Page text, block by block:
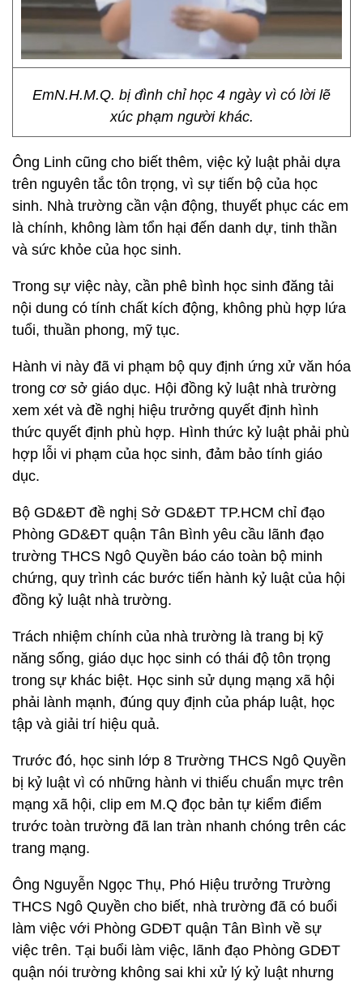
EmN.H.M.Q. bị đình chỉ học 4 ngày vì có lời lẽ
xúc phạm người khác.
Ông Linh cũng cho biết thêm, việc kỷ luật phải dựa
trên nguyên tắc tôn trọng, vì sự tiến bộ của học
sinh. Nhà trường cần vận động, thuyết phục các em
là chính, không làm tổn hại đến danh dự, tinh thần
và sức khỏe của học sinh.
Trong sự việc này, cần phê bình học sinh đăng tải
nội dung có tính chất kích động, không phù hợp lứa
tuổi, thuần phong, mỹ tục.
Hành vi này đã vi phạm bộ quy định ứng xử văn hóa
trong cơ sở giáo dục. Hội đồng kỷ luật nhà trường
xem xét và đề nghị hiệu trưởng quyết định hình
thức quyết định phù hợp. Hình thức kỷ luật phải phù
hợp lỗi vi phạm của học sinh, đảm bảo tính giáo
dục.
Bộ GD&ĐT đề nghị Sở GD&ĐT TP.HCM chỉ đạo
Phòng GD&ĐT quận Tân Bình yêu cầu lãnh đạo
trường THCS Ngô Quyền báo cáo toàn bộ minh
chứng, quy trình các bước tiến hành kỷ luật của hội
đồng kỷ luật nhà trường.
Trách nhiệm chính của nhà trường là trang bị kỹ
năng sống, giáo dục học sinh có thái độ tôn trọng
trong sự khác biệt. Học sinh sử dụng mạng xã hội
phải lành mạnh, đúng quy định của pháp luật, học
tập và giải trí hiệu quả.
Trước đó, học sinh lớp 8 Trường THCS Ngô Quyền
bị kỷ luật vì có những hành vi thiếu chuẩn mực trên
mạng xã hội, clip em M.Q đọc bản tự kiểm điểm
trước toàn trường đã lan tràn nhanh chóng trên các
trang mạng.
Ông Nguyễn Ngọc Thụ, Phó Hiệu trưởng Trường
THCS Ngô Quyền cho biết, nhà trường đã có buổi
làm việc với Phòng GDĐT quận Tân Bình về sự
việc trên. Tại buổi làm việc, lãnh đạo Phòng GDĐT
quận nói trường không sai khi xử lý kỷ luật nhưng